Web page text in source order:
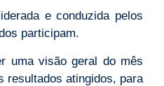
e conduzida pelos
participam.
uma visão geral do mês
resultados atingidos, para